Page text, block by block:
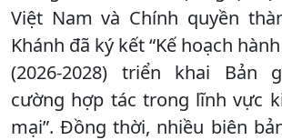
Việt Nam và Chính quyền
Khánh đã ký kết “Kế hoạch
(2026-2028) triển khai Bản
cường hợp tác trong lĩnh vực
mại”. Đồng thời, nhiều biên